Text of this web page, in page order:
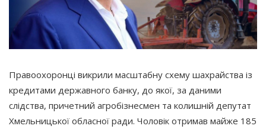
Правоохоронці викрили масштабну схему шахрайства із
кредитами державного банку, до якої, за даними
слідства, причетний агробізнесмен та колишній депутат
Хмельницької обласної ради. Чоловік отримав майже 185